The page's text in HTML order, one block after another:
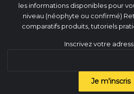
les informations disponibles pour
niveau (néophyte ou confirmé)
comparatifs produits, tutoriels
Inscrivez votre